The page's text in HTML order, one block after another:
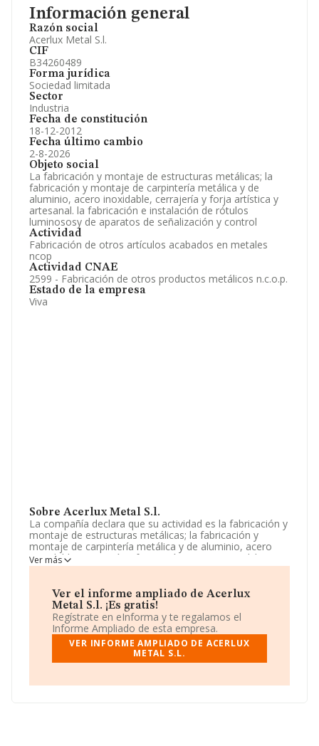
Información general
Razón social
Acerlux Metal S.l.
CIF
B34260489
Forma jurídica
Sociedad limitada
Sector
Industria
Fecha de constitución
18-12-2012
Fecha último cambio
2-8-2026
Objeto social
La fabricación y montaje de estructuras metálicas; la
fabricación y montaje de carpintería metálica y de
aluminio, acero inoxidable, cerrajería y forja artística y
artesanal. la fabricación e instalación de rótulos
luminososy de aparatos de señalización y control
Actividad
Fabricación de otros artículos acabados en metales
ncop
Actividad CNAE
2599 - Fabricación de otros productos metálicos n.c.o.p.
Estado de la empresa
Viva
Sobre Acerlux Metal S.l.
La compañía declara que su actividad es la fabricación y
montaje de estructuras metálicas; la fabricación y
montaje de carpintería metálica y de aluminio, acero
inoxidable, cerrajería y forja artística y artesanal. la
fabricación e instalación de rótulos luminososy de
registrada como Sociedad Limitada. Su CNAE
corresponde a 2599 con código 'Fabricación de otros
productos metálicos n.c.o.p.'. La empresa no tiene
actividad en mercados exteriores.
Ha tenido el mismo número de empleados y teniendo
en cuenta la información a disposición de INFORMA, ha
media de sector.
Ver más
Ver el informe ampliado de Acerlux
Metal S.l. ¡Es gratis!
Regístrate en eInforma y te regalamos el
Informe Ampliado de esta empresa.
VER INFORME AMPLIADO DE ACERLUX
METAL S.L.
Información oficial y registral complementaria.